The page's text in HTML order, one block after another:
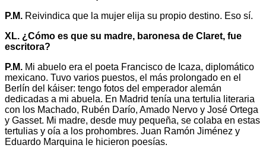
P.M. Reivindica que la mujer elija su propio destino. Eso sí.
XL. ¿Cómo es que su madre, baronesa de Claret, fue
escritora?
P.M. Mi abuelo era el poeta Francisco de Icaza, diplomático
mexicano. Tuvo varios puestos, el más prolongado en el
Berlín del káiser: tengo fotos del emperador alemán
dedicadas a mi abuela. En Madrid tenía una tertulia literaria
con los Machado, Rubén Darío, Amado Nervo y José Ortega
y Gasset. Mi madre, desde muy pequeña, se colaba en estas
tertulias y oía a los prohombres. Juan Ramón Jiménez y
Eduardo Marquina le hicieron poesías.